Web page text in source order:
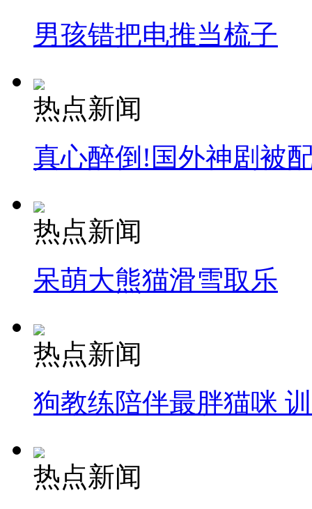
男孩错把电推当梳子
热点新闻
真心醉倒!国外神剧被
热点新闻
呆萌大熊猫滑雪取乐
热点新闻
狗教练陪伴最胖猫咪
热点新闻